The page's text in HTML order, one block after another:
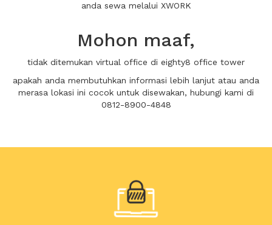
anda sewa melalui XWORK
Mohon maaf,
tidak ditemukan virtual office di eighty8 office tower
apakah anda membutuhkan informasi lebih lanjut atau anda
merasa lokasi ini cocok untuk disewakan, hubungi kami di
0812-8900-4848